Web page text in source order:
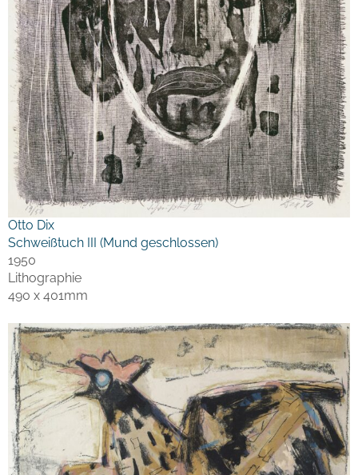
Otto Dix
Schweißtuch III (Mund geschlossen)
1950
Lithographie
490 x 401mm